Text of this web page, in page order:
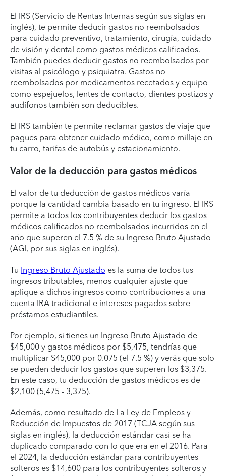
El IRS (Servicio de Rentas Internas según sus siglas en
inglés), te permite deducir gastos no reembolsados
para cuidado preventivo, tratamiento, cirugía, cuidado
de visión y dental como gastos médicos calificados.
También puedes deducir gastos no reembolsados por
visitas al psicólogo y psiquiatra. Gastos no
reembolsados por medicamentos recetados y equipo
como espejuelos, lentes de contacto, dientes postizos y
audífonos también son deducibles.
El IRS también te permite reclamar gastos de viaje que
pagues para obtener cuidado médico, como millaje en
tu carro, tarifas de autobús y estacionamiento.
Valor de la deducción para gastos médicos
El valor de tu deducción de gastos médicos varía
porque la cantidad cambia basado en tu ingreso. El IRS
permite a todos los contribuyentes deducir los gastos
médicos calificados no reembolsados incurridos en el
año que superen el 7.5 % de su Ingreso Bruto Ajustado
(AGI, por sus siglas en inglés).
Tu Ingreso Bruto Ajustado es la suma de todos tus
ingresos tributables, menos cualquier ajuste que
aplique a dichos ingresos como contribuciones a una
cuenta IRA tradicional e intereses pagados sobre
préstamos estudiantiles.
Por ejemplo, si tienes un Ingreso Bruto Ajustado de
$45,000 y gastos médicos por $5,475, tendrías que
multiplicar $45,000 por 0.075 (el 7.5 %) y verás que solo
se pueden deducir los gastos que superen los $3,375.
En este caso, tu deducción de gastos médicos es de
$2,100 (5,475 - 3,375).
Además, como resultado de La Ley de Empleos y
Reducción de Impuestos de 2017 (TCJA según sus
siglas en inglés), la deducción estándar casi se ha
duplicado comparado con lo que era en el 2016. Para
el 2024, la deducción estándar para contribuyentes
solteros es $14,600 para los contribuyentes solteros y